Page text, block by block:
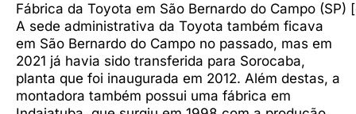
Fábrica da Toyota em São Bernardo do Campo (SP)
A sede administrativa da Toyota também ficava
em São Bernardo do Campo no passado, mas em
2021 já havia sido transferida para Sorocaba,
planta que foi inaugurada em 2012. Além destas, a
montadora também possui uma fábrica em